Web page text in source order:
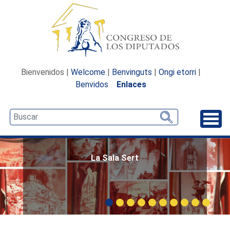
Bienvenidos | Welcome | Benvinguts | Ongi etorri |
Benvidos
Enlaces
La Sala Sert